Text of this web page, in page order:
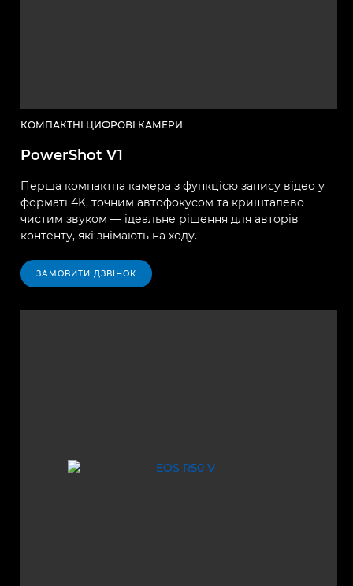
КОМПАКТНІ ЦИФРОВІ КАМЕРИ
PowerShot V1
Перша компактна камера з функцією запису відео у
форматі 4K, точним автофокусом та кришталево
чистим звуком — ідеальне рішення для авторів
контенту, які знімають на ходу.
ЗАМОВИТИ ДЗВІНОК